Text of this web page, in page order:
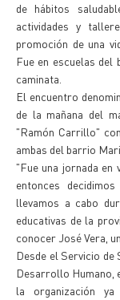
de hábitos
actividades y
promoción de una
Fue en escuelas
caminata.
El encuentro
de la mañana del
"Ramón Carrillo"
ambas del barrio
"Fue una jornada en
entonces
llevamos a cabo
educativas de la
conocer José Vera,
Desde el Servicio
Desarrollo Humano,
la organización